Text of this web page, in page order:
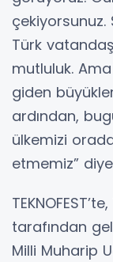
çekiyorsunuz.
Türk
mutluluk.
giden
ardından,
ülkemizi
etmemiz”
tarafından
Milli Muharip